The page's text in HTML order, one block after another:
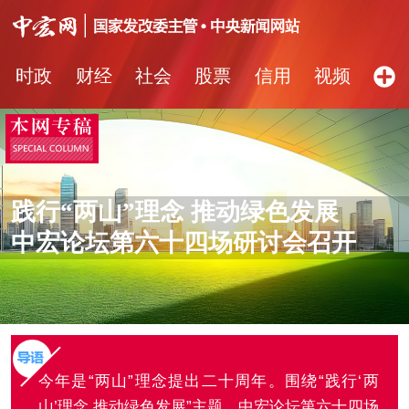
时政 财经 社会 股票 信用 视频
图片 品牌 发改动态 中宏研究
营商环境
践行“两山”理念 推动绿色发展
中宏论坛第六十四场研讨会召开
今年是“两山”理念提出二十周年。围绕“践行‘两